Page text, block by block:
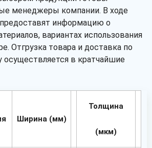
менеджеры компании. В ходе
информацию о
вариантах использования
Отгрузка товара и доставка по
осуществляется в кратчайшие
Ширина (мм)
Толщина
(мкм)